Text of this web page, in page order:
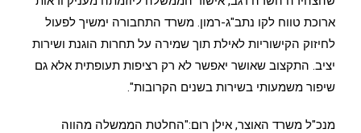
ארוכת טווח לקו נתב"ג-רמון. משרד התחבורה ימשיך לפעול
לחיזוק הקישוריות לאילת תוך שמירה על תחרות הוגנת ושירות
יציב. התקצוב שאושר יאפשר לא רק רציפות תעופתית אלא גם
שיפור משמעותי בשירות בשנים הקרובות".
מנכ"ל משרד האוצר, אילן רום:"החלטת הממשלה מהווה